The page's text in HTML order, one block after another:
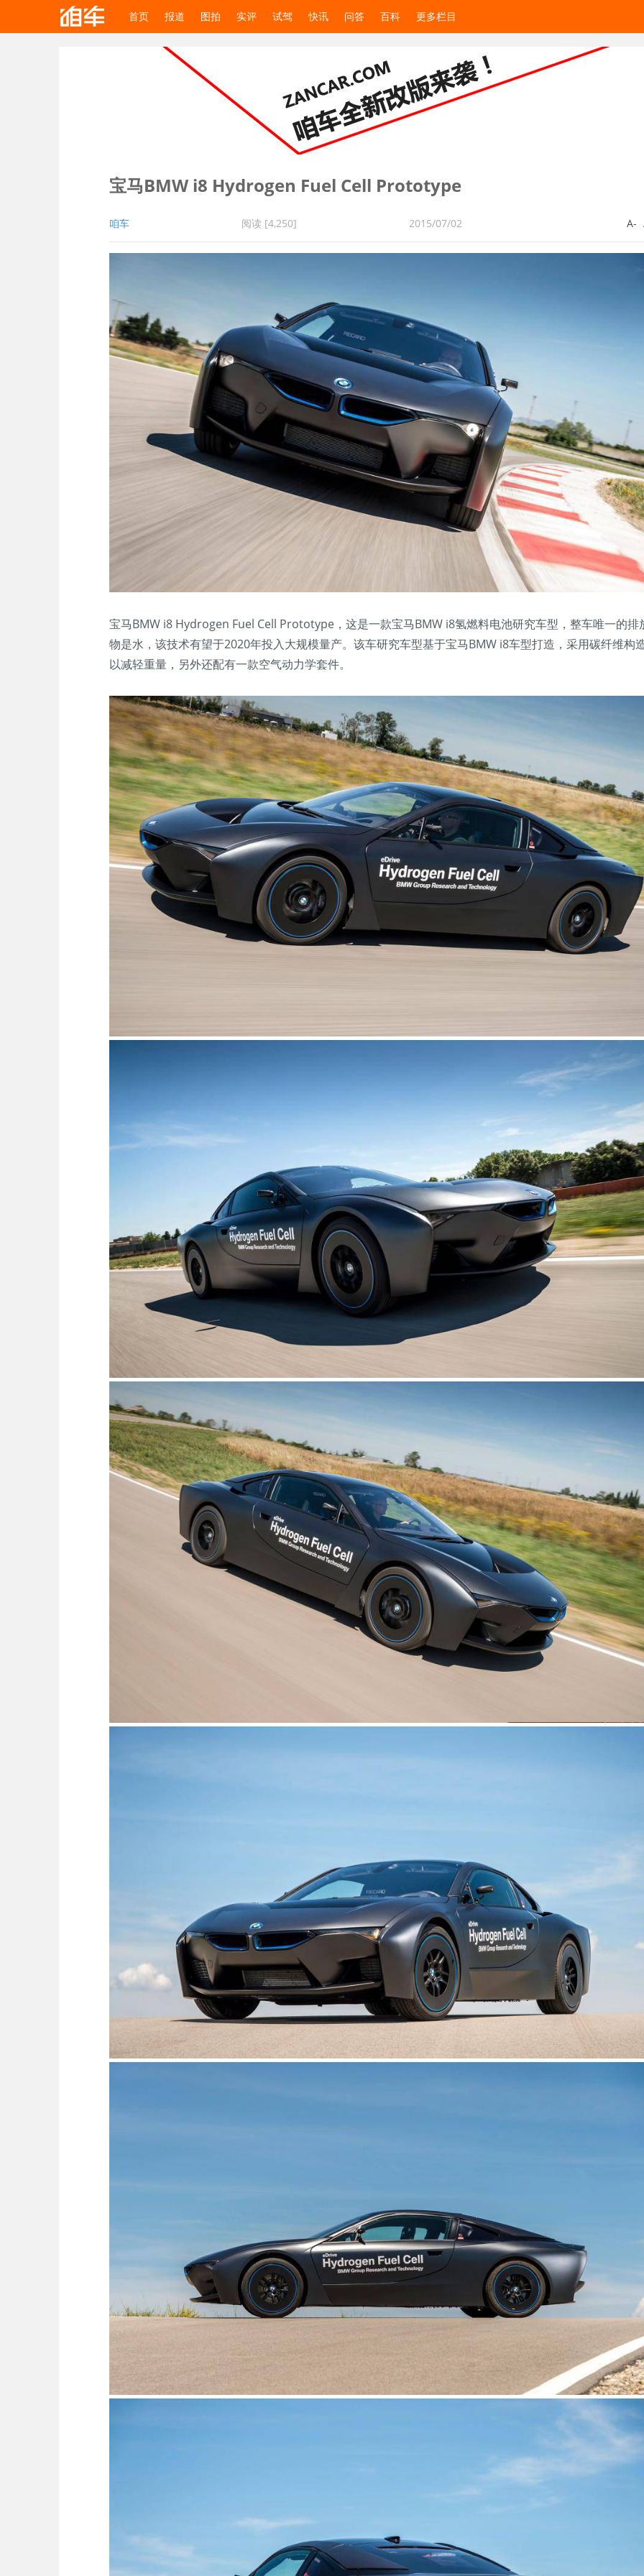
首页 报道 图拍 实评 试驾 快讯 问答 百科 更多栏目
宝马BMW i8 Hydrogen Fuel Cell Prototype
咱车 阅读 [4,250] 2015/07/02 A-
宝马BMW i8 Hydrogen Fuel Cell Prototype，这是一款宝马BMW i8氢燃料电池研究车型，整车唯一的排
物是水，该技术有望于2020年投入大规模量产。该车研究车型基于宝马BMW i8车型打造，采用碳纤维构
以减轻重量，另外还配有一款空气动力学套件。